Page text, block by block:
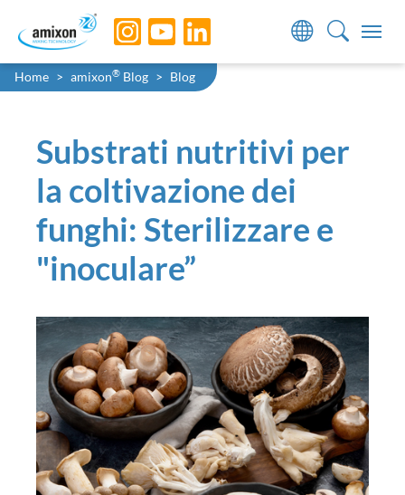
Skip to main navigation
Skip to main content
Skip to page footer
You are here:
Home amixon® Blog Blog
Substrati nutritivi per
la coltivazione dei
funghi: Sterilizzare e
"inoculare”